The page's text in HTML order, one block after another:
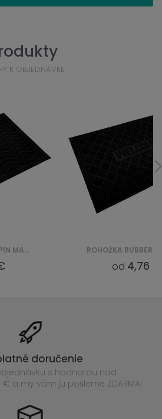
K OBJEDNÁVKE
ROHOŽKA RUBBER PIN MAT (VI 2216)
od4,76 €
doručenie
s hodnotou nad
a my vám ju pošleme ZDARMA!